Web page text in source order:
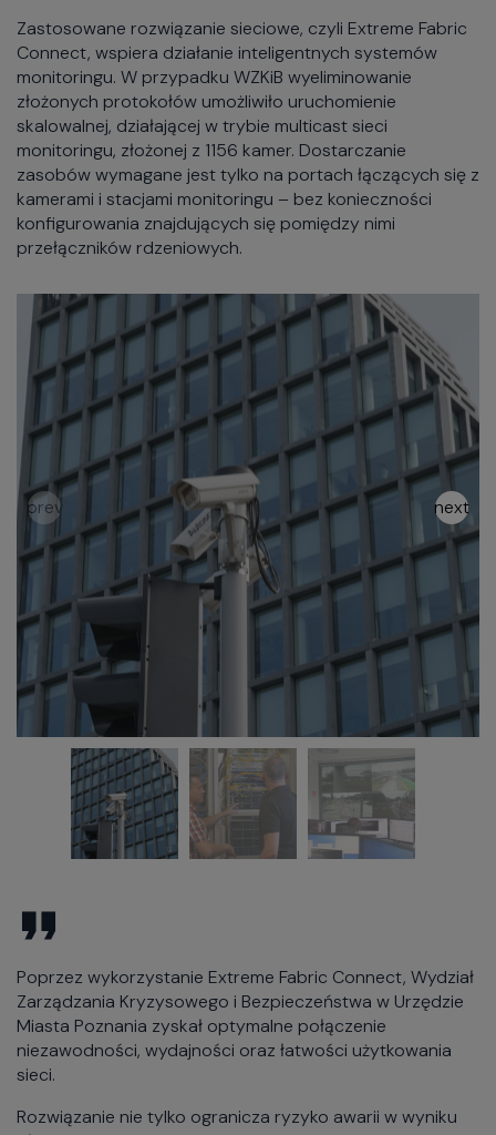
Zastosowane rozwiązanie sieciowe, czyli Extreme Fabric
Connect, wspiera działanie inteligentnych systemów
monitoringu. W przypadku WZKiB wyeliminowanie
złożonych protokołów umożliwiło uruchomienie
skalowalnej, działającej w trybie multicast sieci
monitoringu, złożonej z 1156 kamer. Dostarczanie
zasobów wymagane jest tylko na portach łączących się z
kamerami i stacjami monitoringu – bez konieczności
konfigurowania znajdujących się pomiędzy nimi
przełączników rdzeniowych.
Poprzez wykorzystanie Extreme Fabric Connect, Wydział
Zarządzania Kryzysowego i Bezpieczeństwa w Urzędzie
Miasta Poznania zyskał optymalne połączenie
niezawodności, wydajności oraz łatwości użytkowania
sieci.
Rozwiązanie nie tylko ogranicza ryzyko awarii w wyniku